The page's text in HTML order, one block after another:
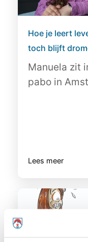
Hoe je leert
toch blijft
Manuela zit
pabo in
Lees meer